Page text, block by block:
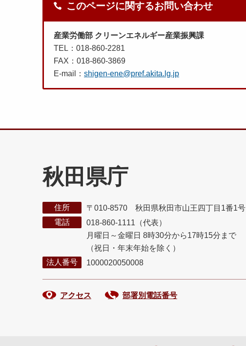
このページに関するお問い合わせ
産業労働部 クリーンエネルギー産業振興課
TEL：018-860-2281
FAX：018-860-3869
E-mail： shigen-ene@pref.akita.lg.jp
秋田県庁
住所
〒010-8570 秋田県秋田市山王四丁目1番1号
電話
018-860-1111（代表）
月曜日～金曜日 8時30分から17時15分まで
（祝日・年末年始を除く）
法人番号
1000020050008
アクセス 部署別電話番号